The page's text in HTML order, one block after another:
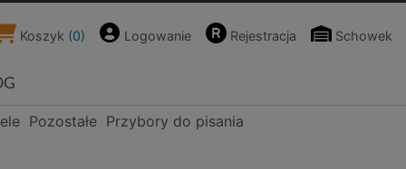
Koszyk (0) Logowanie Rejestracja Schowek
Pozostałe Przybory do pisania